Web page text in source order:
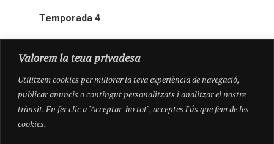
Valorem la teua privadesa
Utilitzem cookies per millorar la teva experiència de navegació,
publicar anuncis o contingut personalitzats i analitzar el nostre
trànsit. En fer clic a "Acceptar-ho tot", acceptes l'ús que fem de les
cookies.
Temporada 4
Temporada 5